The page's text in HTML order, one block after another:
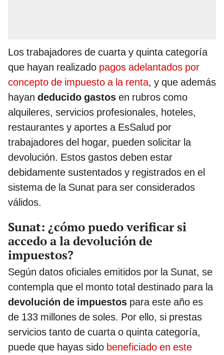
Los trabajadores de cuarta y quinta categoría
que hayan realizado pagos adelantados por
concepto de impuesto a la renta, y que además
hayan deducido gastos en rubros como
alquileres, servicios profesionales, hoteles,
restaurantes y aportes a EsSalud por
trabajadores del hogar, pueden solicitar la
devolución. Estos gastos deben estar
debidamente sustentados y registrados en el
sistema de la Sunat para ser considerados
válidos.
Sunat: ¿cómo puedo verificar si
accedo a la devolución de
impuestos?
Según datos oficiales emitidos por la Sunat, se
contempla que el monto total destinado para la
devolución de impuestos para este año es
de 133 millones de soles. Por ello, si prestas
servicios tanto de cuarta o quinta categoría,
puede que hayas sido beneficiado en este